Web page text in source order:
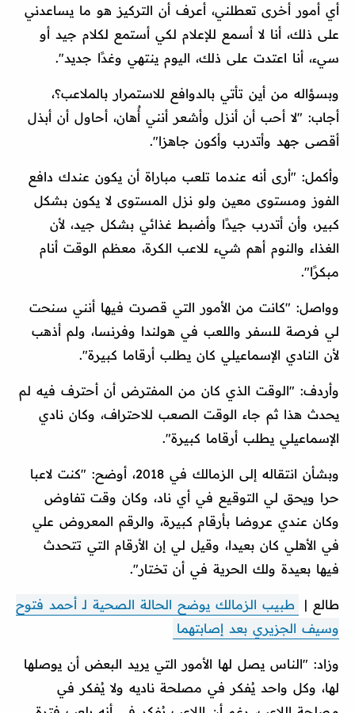
أي أمور أخرى تعطلني، أعرف أن التركيز هو ما يساعدني
على ذلك، أنا لا أسمع للإعلام لكي أستمع لكلام جيد أو
سيء، أنا اعتدت على ذلك، اليوم ينتهي وغدًا جديد".
وبسؤاله من أين تأتي بالدوافع للاستمرار بالملاعب؟،
أجاب: "لا أحب أن أنزل وأشعر أنني أٌهان، أحاول أن أبذل
أقصى جهد وأتدرب وأكون جاهزا".
وأكمل: "أرى أنه عندما تلعب مباراة أن يكون عندك دافع
الفوز ومستوى معين ولو نزل المستوى لا يكون بشكل
كبير، وأن أتدرب جيدًا وأضبط غذائي بشكل جيد، لأن
الغذاء والنوم أهم شيء للاعب الكرة، معظم الوقت أنام
مبكرًا".
وواصل: "كانت من الأمور التي قصرت فيها أنني سنحت
لي فرصة للسفر واللعب في هولندا وفرنسا، ولم أذهب
لأن النادي الإسماعيلي كان يطلب أرقاما كبيرة".
وأردف: "الوقت الذي كان من المفترض أن أحترف فيه لم
يحدث هذا ثم جاء الوقت الصعب للاحتراف، وكان نادي
الإسماعيلي يطلب أرقاما كبيرة".
وبشأن انتقاله إلى الزمالك في 2018، أوضح: "كنت لاعبا
حرا ويحق لي التوقيع في أي ناد، وكان وقت تفاوض
وكان عندي عروضا بأرقام كبيرة، والرقم المعروض علي
في الأهلي كان بعيدا، وقيل لي إن الأرقام التي تتحدث
فيها بعيدة ولك الحرية في أن تختار".
طالع |
طبيب الزمالك يوضح الحالة الصحية لـ أحمد فتوح
وسيف الجزيري بعد إصابتهما
وزاد: "الناس يصل لها الأمور التي يريد البعض أن يوصلها
لها، وكل واحد يُفكر في مصلحة ناديه ولا يُفكر في